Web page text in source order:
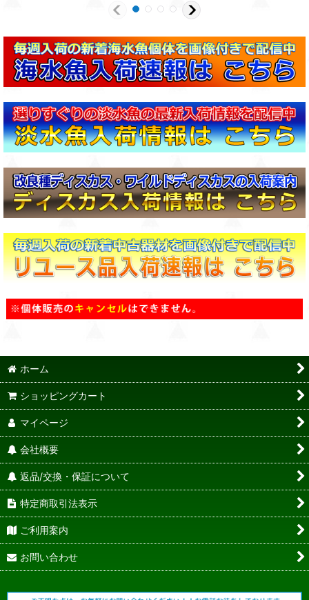
ホーム
ショッピングカート
マイページ
会社概要
返品/交換・保証について
特定商取引法表示
ご利用案内
お問い合わせ